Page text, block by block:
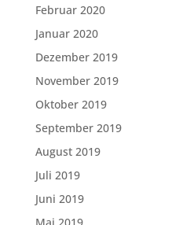
Februar 2020
Januar 2020
Dezember 2019
November 2019
Oktober 2019
September 2019
August 2019
Juli 2019
Juni 2019